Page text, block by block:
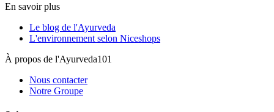
En savoir plus
Le blog de l'Ayurveda
L'environnement selon Niceshops
À propos de l'Ayurveda101
Nous contacter
Notre Groupe